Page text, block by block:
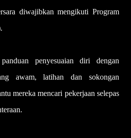
diwajibkan mengikuti Program
penyesuaian diri dengan
awam, latihan dan sokongan
mereka mencari pekerjaan selepas